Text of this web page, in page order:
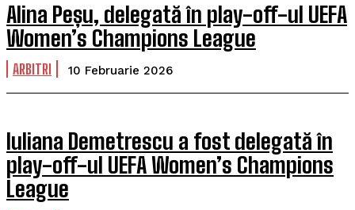
Alina Peșu, delegată în play-off-ul UEFA
Women’s Champions League
ARBITRI 10 Februarie 2026
Iuliana Demetrescu a fost delegată în
play-off-ul UEFA Women’s Champions
League